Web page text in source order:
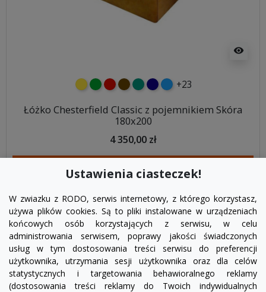
visibility
żółtyzielonyczerwony
czekoladowy
turkusowy
granatowy
niebieski
+23
Łóżko Chesterfield Classic z pojemnikiem Skóra
180x200
4 350,00 zł
Ustawienia ciasteczek!
W zwiazku z RODO, serwis internetowy, z którego korzystasz,
używa plików cookies. Są to pliki instalowane w urządzeniach
końcowych osób korzystających z serwisu, w celu
administrowania serwisem, poprawy jakości świadczonych
usług w tym dostosowania treści serwisu do preferencji
użytkownika, utrzymania sesji użytkownika oraz dla celów
statystycznych i targetowania behawioralnego reklamy
(dostosowania treści reklamy do Twoich indywidualnych